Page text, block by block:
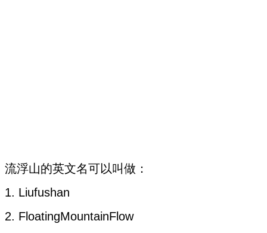
流浮山的英文名可以叫做：
1. Liufushan
2. FloatingMountainFlow